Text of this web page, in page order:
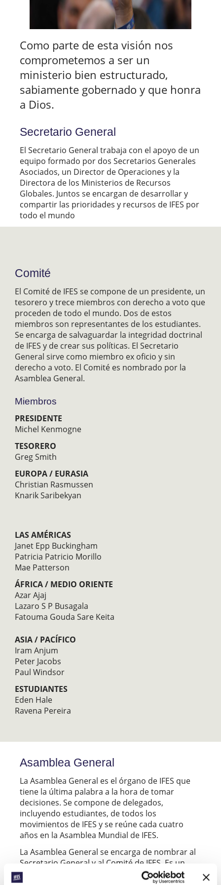
Como parte de esta visión nos
comprometemos a ser un
ministerio bien estructurado,
sabiamente gobernado y que honra
a Dios.
Secretario General
El Secretario General trabaja con el apoyo de un
equipo formado por dos Secretarios Generales
Asociados, un Director de Operaciones y la
Directora de los Ministerios de Recursos
Globales. Juntos se encargan de desarrollar y
compartir las prioridades y recursos de IFES por
todo el mundo
Comité
El Comité de IFES se compone de un presidente, un
tesorero y trece miembros con derecho a voto que
proceden de todo el mundo. Dos de estos
miembros son representantes de los estudiantes.
Se encarga de salvaguardar la integridad doctrinal
de IFES y de crear sus políticas. El Secretario
General sirve como miembro ex oficio y sin
derecho a voto. El Comité es nombrado por la
Asamblea General.
Miembros
PRESIDENTE
Michel Kenmogne
TESORERO
Greg Smith
EUROPA / EURASIA
Christian Rasmussen
Knarik Saribekyan
LAS AMÉRICAS
Janet Epp Buckingham
Patricia Patricio Morillo
Mae Patterson
ÁFRICA / MEDIO ORIENTE
Azar Ajaj
Lazaro S P Busagala
Fatouma Gouda Sare Keita
ASIA / PACÍFICO
Iram Anjum
Peter Jacobs
Paul Windsor
ESTUDIANTES
Eden Hale
Ravena Pereira
Asamblea General
La Asamblea General​ es el órgano de IFES que
tiene la última palabra a la hora de tomar
decisiones. Se compone de delegados,
incluyendo estudiantes, de todos los
movimientos de IFES y se reúne cada cuatro
años en la Asamblea Mundial de IFES.
La Asamblea General se encarga de nombrar al
Secretario General y al Comité de IFES. Es un
foro donde compartir la visión y los retos en